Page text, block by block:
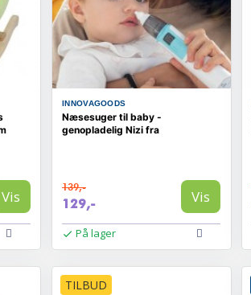
Vis
INNOVAGOODS
Næsesuger til baby -
genopladelig Nizi fra
139,-
129,- Vis
På lager
TILBUD